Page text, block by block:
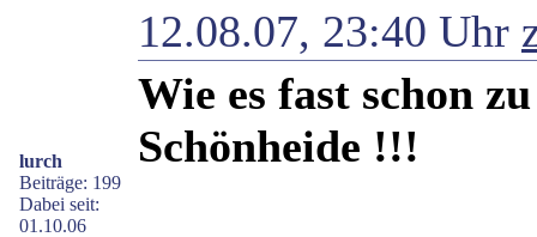
lurch
Beiträge: 199
Dabei seit:
01.10.06
12.08.07, 23:40 Uhr
Wie es fast schon
Schönheide !!!